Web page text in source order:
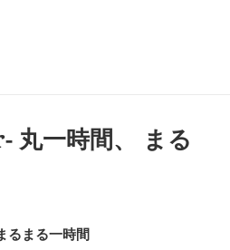
丸一時間、 まる
るまる一時間